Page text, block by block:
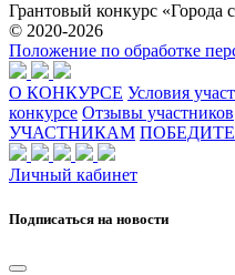
Грантовый конкурс «Города
© 2020-2026
Положение по обработке
О КОНКУРСЕ Условия
конкурсе Отзывы участников
УЧАСТНИКАМ
Личный кабинет
Подписаться на новости